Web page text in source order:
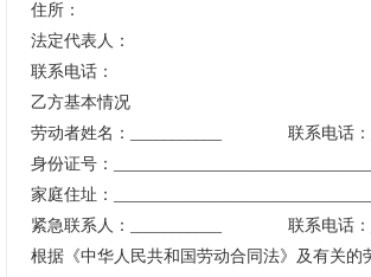
住所：
法定代表人：
联系电话：
乙方基本情况
劳动者姓名：
___________ 联系电话：
身份证号：
家庭住址：
紧急联系人：
___________ 联系电话：
根据《中华人民共和国劳动合同法》及有关